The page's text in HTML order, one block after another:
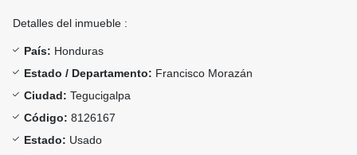
Detalles del inmueble :
País: Honduras
Estado / Departamento: Francisco Morazán
Ciudad: Tegucigalpa
Código: 8126167
Estado: Usado